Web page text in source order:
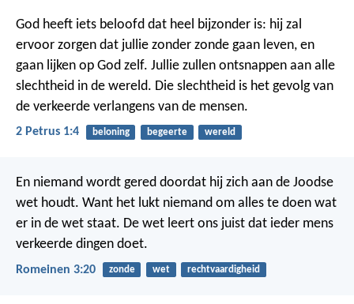
God heeft iets beloofd dat heel bijzonder is: hij zal
ervoor zorgen dat jullie zonder zonde gaan leven, en
gaan lijken op God zelf. Jullie zullen ontsnappen aan alle
slechtheid in de wereld. Die slechtheid is het gevolg van
de verkeerde verlangens van de mensen.
2 Petrus 1:4 beloning begeerte wereld
En niemand wordt gered doordat hij zich aan de Joodse
wet houdt. Want het lukt niemand om alles te doen wat
er in de wet staat. De wet leert ons juist dat ieder mens
verkeerde dingen doet.
Romeinen 3:20 zonde wet rechtvaardigheid